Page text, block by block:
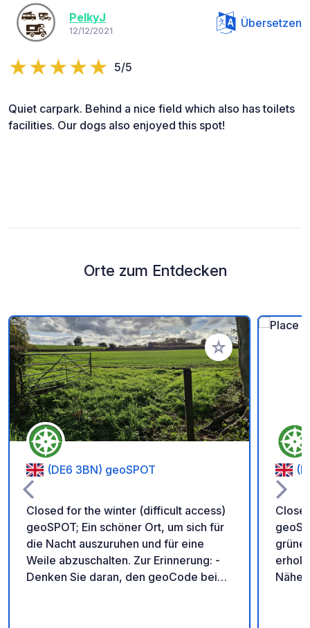
PelkyJ
12/12/2021
Übersetzen
5/5
Quiet carpark. Behind a nice field which also has toilets
facilities. Our dogs also enjoyed this spot!
Orte zum Entdecken
Zu Ihren Favoriten
(DE6 3BN) geoSPOT
Closed for the winter (difficult access)
geoSPOT; Ein schöner Ort, um sich für
die Nacht auszuruhen und für eine
Weile abzuschalten. Zur Erinnerung: -
Denken Sie daran, den geoCode bei
Nähe